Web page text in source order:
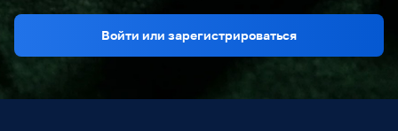
Войти или зарегистрироваться